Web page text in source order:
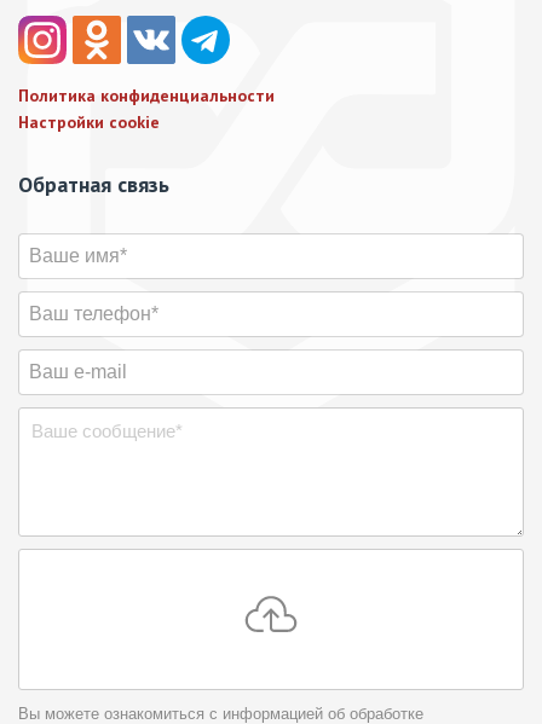
Политика конфиденциальности
Настройки cookie
Обратная связь
Вы можете ознакомиться с информацией об обработке